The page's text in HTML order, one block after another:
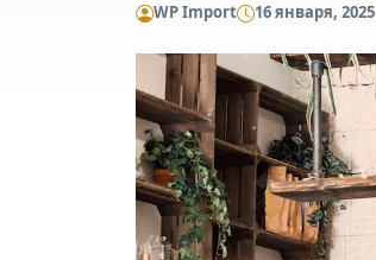
WP Import 16 января, 2025